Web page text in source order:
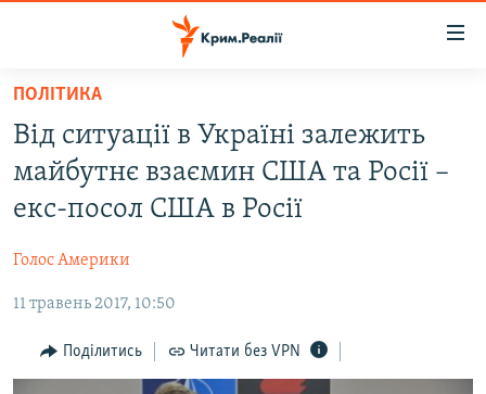
Перейти
основного
матеріалу
до
основної
Перейти
пошуку
ВОДА.КРИМ
ВІДЕО ТА ФОТО
БЛОГИ
ПОГЛЯД
ІНТЕРВ'Ю
ПОЛІТИКА
Від ситуації в Україні залежить
майбутнє взаємин США та Росії –
екс-посол США в Росії
Голос Америки
11 травень 2017, 10:50
Поділитись Читати без VPN